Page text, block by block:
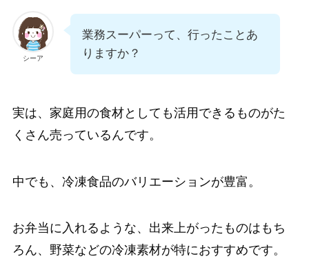
シーア
業務スーパーって、行ったことあ
りますか？
実は、家庭用の食材としても活用できるものがた
くさん売っているんです。
中でも、冷凍食品のバリエーションが豊富。
お弁当に入れるような、出来上がったものはもち
ろん、野菜などの冷凍素材が特におすすめです。